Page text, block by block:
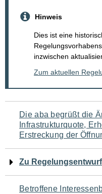
Hinweis
Dies ist eine
inzwischen
Zum aktuellen
Navigation
für
den
Seiteninhalt
Die aba begrüßt die
Infrastrukturquote,
Erstreckung der
Zu Regelungsentwurf
Betroffene